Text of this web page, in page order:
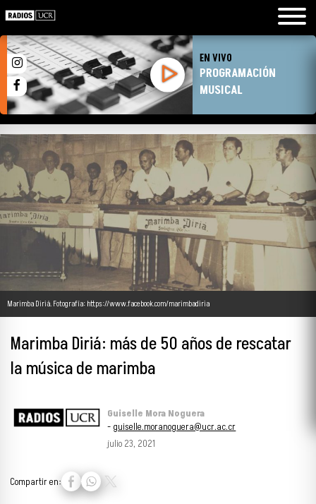
EN VIVO
PROGRAMACIÓN
MUSICAL
Marimba Diriá. Fotografía: https://www.facebook.com/marimbadiria
Marimba Diriá: más de 50 años de rescatar
la música de marimba
Guiselle Mora Noguera
- guiselle.moranoguera@ucr.ac.cr
julio 23, 2021
Compartir en: